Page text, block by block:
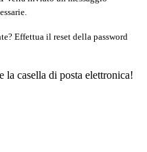
Effettua il reset della password
casella di posta elettronica!